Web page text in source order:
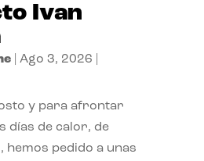
Ivan
| Ago 3, 2026
y para afrontar
días de calor, de
hemos pedido a unas